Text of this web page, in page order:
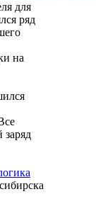
для
ряд
на